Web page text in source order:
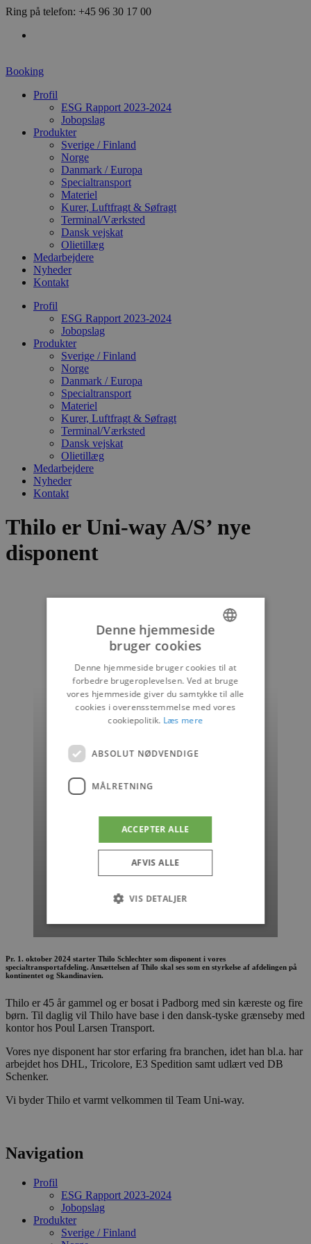
Videre
indhold
Ring på telefon: +45 96 30 17 00
Booking
Profil
ESG Rapport 2023-2024
Jobopslag
Produkter
Sverige / Finland
Norge
Danmark / Europa
Specialtransport
Materiel
Kurer, Luftfragt & Søfragt
Terminal/Værksted
Dansk vejskat
Olietillæg
Medarbejdere
Nyheder
Kontakt
Profil
ESG Rapport 2023-2024
Jobopslag
Produkter
Sverige / Finland
Norge
Danmark / Europa
Specialtransport
Materiel
Kurer, Luftfragt & Søfragt
Terminal/Værksted
Dansk vejskat
Olietillæg
Medarbejdere
Nyheder
Kontakt
Thilo er Uni-way A/S’ nye
disponent
Foto: Martin Pedersen
Pr. 1. oktober 2024 starter Thilo Schlechter som disponent i vores
specialtransportafdeling. Ansættelsen af Thilo skal ses som en styrkelse af afdelingen på
kontinentet og Skandinavien.
Thilo er 45 år gammel og er bosat i Padborg med sin kæreste og fire
børn. Til daglig vil Thilo have base i den dansk-tyske grænseby med
kontor hos Poul Larsen Transport.
Vores nye disponent har stor erfaring fra branchen, idet han bl.a. har
arbejdet hos DHL, Tricolore, E3 Spedition samt udlært ved DB
Schenker.
Vi byder Thilo et varmt velkommen til Team Uni-way.
Navigation
Profil
ESG Rapport 2023-2024
Jobopslag
Produkter
Sverige / Finland
Denne hjemmeside
bruger cookies
Denne hjemmeside bruger cookies til at
forbedre brugeroplevelsen. Ved at bruge
vores hjemmeside giver du samtykke til alle
cookies i overensstemmelse med vores
cookiepolitik. Læs mere
ABSOLUT NØDVENDIGE
MÅLRETNING
ACCEPTER ALLE
AFVIS ALLE
VIS DETALJER
Absolut nødvendige cookies muliggør
såsom brugerlogin og kontoadministration.
Hjemmesiden kan ikke bruges korrekt uden de
absolut nødvendige cookies.
Navn
Domæne
Udløbsdato